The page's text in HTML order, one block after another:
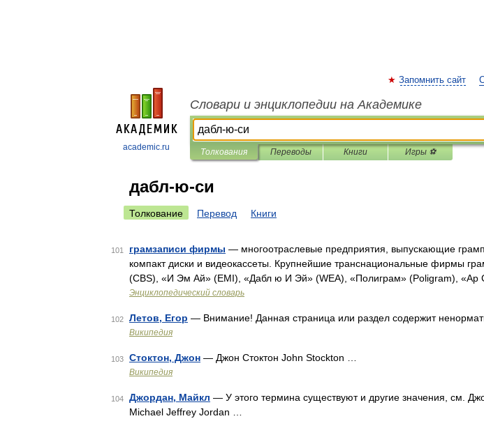
academic.ru
Запомнить сайт
Словари и энциклопедии на Академике
Толкования Переводы Книги Игры ⚽
дабл-ю-си
Толкование Перевод Книги
101 грамзаписи фирмы — многоотраслевые предприятия, выпускающие
компакт диски и видеокассеты. Крупнейшие транснациональные фирмы
(CBS), «И Эм Ай» (EMI), «Дабл ю И Эй» (WEA), «Полиграм» (Poligram), «Ар
Энциклопедический словарь
102 Летов, Егор — Внимание! Данная страница или раздел содержит
Википедия
103 Стоктон, Джон — Джон Стоктон John Stockton …
Википедия
104 Джордан, Майкл — У этого термина существуют и другие значения, см.
Michael Jeffrey Jordan …